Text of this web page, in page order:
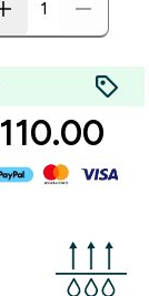
110.00 AED‎